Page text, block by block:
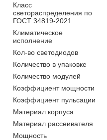
Класс
светораспределения по
ГОСТ 34819-2021
Климатическое
исполнение
Кол-во светодиодов
Количество в упаковке
Количество модулей
Коэффициент мощности
Коэффициент пульсации
Материал корпуса
Материал рассеивателя
Мощность